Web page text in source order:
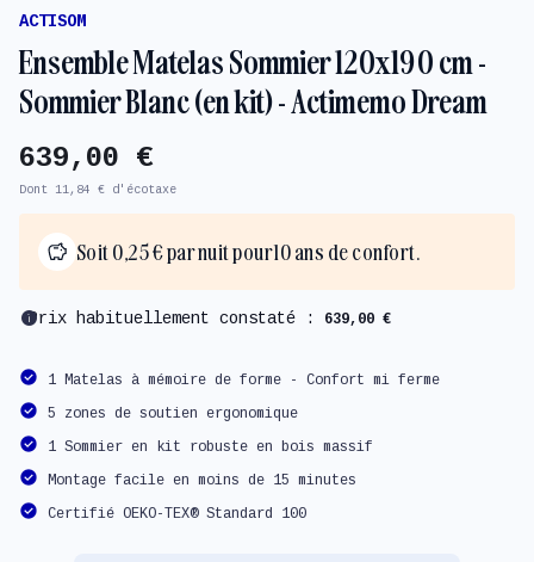
ACTISOM
Ensemble Matelas Sommier 120x190 cm -
Sommier Blanc (en kit) - Actimemo Dream
639,00 €
Dont 11,84 € d'écotaxe
Soit 0,25 € par nuit pour 10 ans de confort.
infoPrix habituellement constaté : 639,00 €
1 Matelas à mémoire de forme - Confort mi ferme
5 zones de soutien ergonomique
1 Sommier en kit robuste en bois massif
Montage facile en moins de 15 minutes
Certifié OEKO-TEX® Standard 100